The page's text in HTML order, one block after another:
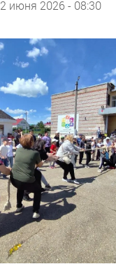
2 июня 2026 - 08:30